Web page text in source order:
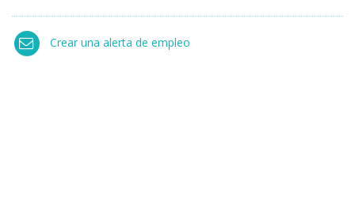
Crear una alerta de empleo